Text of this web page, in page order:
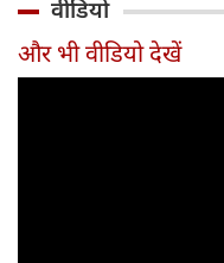
संग है खास रिश्ता
ने ऐसे
वीडियो
और भी वीडियो देखें